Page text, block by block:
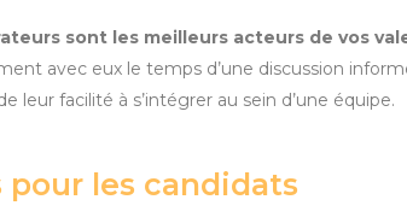
sont les meilleurs acteurs de vos
avec eux le temps d’une discussion
leur facilité à s’intégrer au sein d’une équipe.
pour les candidats